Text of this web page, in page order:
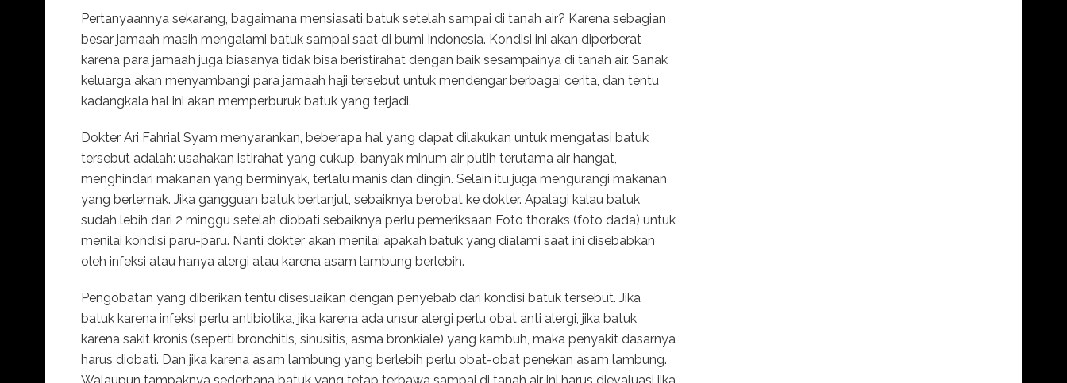
Pertanyaannya sekarang, bagaimana mensiasati batuk setelah sampai di tanah air? Karena sebagian
besar jamaah masih mengalami batuk sampai saat di bumi Indonesia. Kondisi ini akan diperberat
karena para jamaah juga biasanya tidak bisa beristirahat dengan baik sesampainya di tanah air. Sanak
keluarga akan menyambangi para jamaah haji tersebut untuk mendengar berbagai cerita, dan tentu
kadangkala hal ini akan memperburuk batuk yang terjadi.
Dokter Ari Fahrial Syam menyarankan, beberapa hal yang dapat dilakukan untuk mengatasi batuk
tersebut adalah: usahakan istirahat yang cukup, banyak minum air putih terutama air hangat,
menghindari makanan yang berminyak, terlalu manis dan dingin. Selain itu juga mengurangi makanan
yang berlemak. Jika gangguan batuk berlanjut, sebaiknya berobat ke dokter. Apalagi kalau batuk
sudah lebih dari 2 minggu setelah diobati sebaiknya perlu pemeriksaan Foto thoraks (foto dada) untuk
menilai kondisi paru-paru. Nanti dokter akan menilai apakah batuk yang dialami saat ini disebabkan
oleh infeksi atau hanya alergi atau karena asam lambung berlebih.
Pengobatan yang diberikan tentu disesuaikan dengan penyebab dari kondisi batuk tersebut. Jika
batuk karena infeksi perlu antibiotika, jika karena ada unsur alergi perlu obat anti alergi, jika batuk
karena sakit kronis (seperti bronchitis, sinusitis, asma bronkiale) yang kambuh, maka penyakit dasarnya
harus diobati. Dan jika karena asam lambung yang berlebih perlu obat-obat penekan asam lambung.